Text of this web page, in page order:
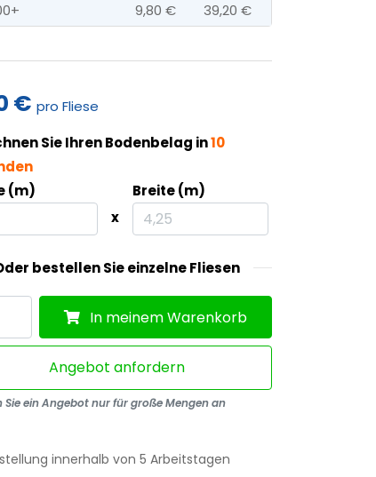
9,80 € 39,20 €
€ pro Fliese
Sie Ihren Bodenbelag in10
(m)
x
Breite (m)
bestellen Sie einzelne Fliesen
In meinem Warenkorb
Angebot anfordern
Sie ein Angebot nur für große Mengen an
innerhalb von 5 Arbeitstagen